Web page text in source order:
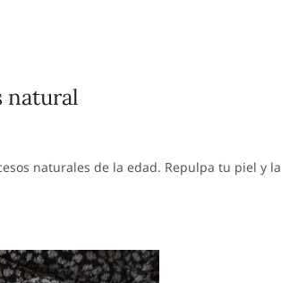
natural
naturales de la edad. Repulpa tu piel y la